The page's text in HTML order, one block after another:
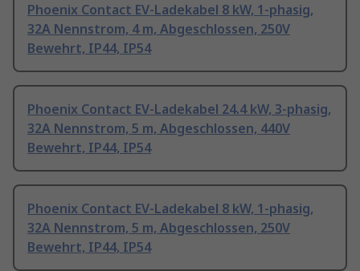
Phoenix Contact EV-Ladekabel 8 kW, 1-phasig,
32A Nennstrom, 4 m, Abgeschlossen, 250V
Bewehrt, IP44, IP54
Phoenix Contact EV-Ladekabel 24.4 kW, 3-phasig,
32A Nennstrom, 5 m, Abgeschlossen, 440V
Bewehrt, IP44, IP54
Phoenix Contact EV-Ladekabel 8 kW, 1-phasig,
32A Nennstrom, 5 m, Abgeschlossen, 250V
Bewehrt, IP44, IP54